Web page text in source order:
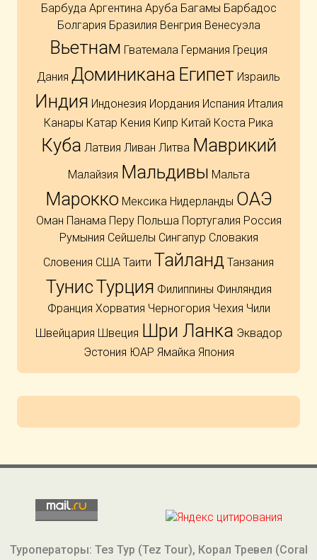
Барбуда Аргентина Аруба Багамы Барбадос
Болгария Бразилия Венгрия Венесуэла
Вьетнам Гватемала Германия Греция
Дания Доминикана Египет Израиль
Индия Индонезия Иордания Испания Италия
Канары Катар Кения Кипр Китай Коста Рика
Куба Латвия Ливан Литва Маврикий
Малайзия Мальдивы Мальта
Марокко Мексика Нидерланды ОАЭ
Оман Панама Перу Польша Португалия Россия
Румыния Сейшелы Сингапур Словакия
Словения США Таити Тайланд Танзания
ТунисТурция Филиппины Финляндия
Франция Хорватия Черногория Чехия Чили
Швейцария Швеция Шри Ланка Эквадор
Эстония ЮАР Ямайка Япония
Туроператоры: Тез Тур (Tez Tour), Корал Тревел (Coral